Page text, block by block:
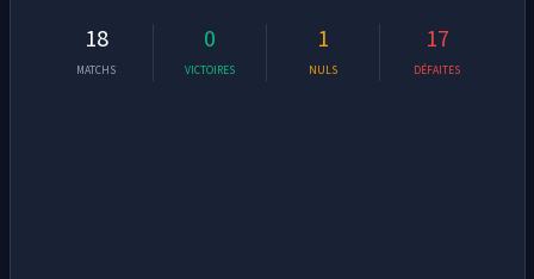
18
MATCHS
0
VICTOIRES
1
NULS
17
DÉFAITES